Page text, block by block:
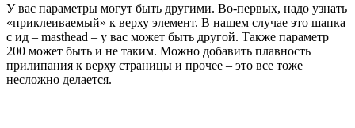
У вас параметры могут быть другими. Во-первых, надо узнать
«приклеиваемый» к верху элемент. В нашем случае это шапка
с ид – masthead – у вас может быть другой. Также параметр
200 может быть и не таким. Можно добавить плавность
прилипания к верху страницы и прочее – это все тоже
несложно делается.